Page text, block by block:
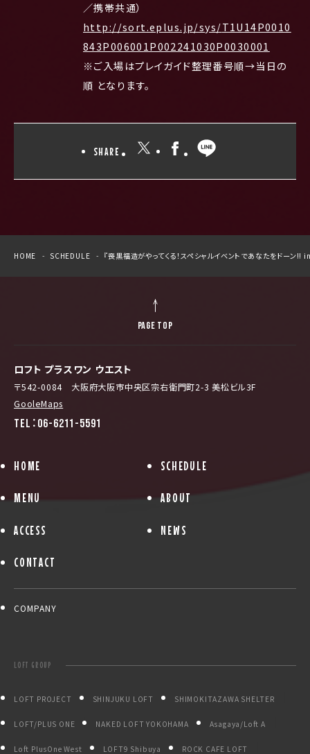
／携帯共通）
http://sort.eplus.jp/sys/T1U14P0010
843P006001P002241030P0030001
※ご入場はプレイガイド整理番号順→当日の
順 となります。
SHARE
HOME SCHEDULE 『喪黒福造がやってくる！スペシャルイベントであなたをドーン!!
ロフト プラスワン ウエスト
〒542-0084 大阪府大阪市中央区宗右衛門町2-3 美松ビル3F
GooleMaps
TEL：06-6211-5591
HOME SCHEDULE
MENU ABOUT
ACCESS NEWS
CONTACT
COMPANY
LOFT GROUP
LOFT PROJECT SHINJUKU LOFT SHIMOKITAZAWA SHELTER
LOFT/PLUS ONE NAKED LOFT YOKOHAMA Asagaya/Loft A
Loft PlusOne West LOFT9 Shibuya ROCK CAFE LOFT
PAGE TOP